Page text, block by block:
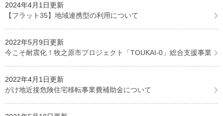
2024年4月1日更新
【フラット35】地域連携型の利用について
2022年5月9日更新
今こそ耐震化！牧之原市プロジェクト「TOUKAI-0」総合支援事業
2022年4月1日更新
がけ地近接危険住宅移転事業費補助金について